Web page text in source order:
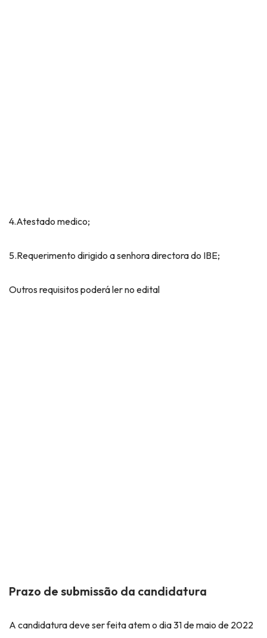
4.Atestado medico;
5.Requerimento dirigido a senhora directora do IBE;
Outros requisitos poderá ler no edital
Prazo de submissão da candidatura
A candidatura deve ser feita atem o dia 31 de maio de 2022